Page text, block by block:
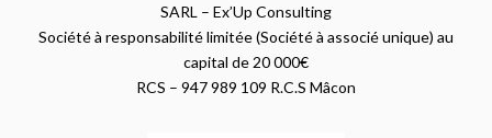
SARL – Ex’Up Consulting
Société à responsabilité limitée (Société à associé unique) au
capital de 20 000€
RCS – 947 989 109 R.C.S Mâcon